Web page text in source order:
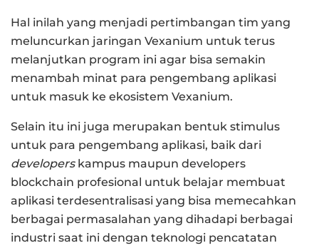
Hal inilah yang menjadi pertimbangan tim yang
meluncurkan jaringan Vexanium untuk terus
melanjutkan program ini agar bisa semakin
menambah minat para pengembang aplikasi
untuk masuk ke ekosistem Vexanium.
Selain itu ini juga merupakan bentuk stimulus
untuk para pengembang aplikasi, baik dari
developers kampus maupun developers
blockchain profesional untuk belajar membuat
aplikasi terdesentralisasi yang bisa memecahkan
berbagai permasalahan yang dihadapi berbagai
industri saat ini dengan teknologi pencatatan